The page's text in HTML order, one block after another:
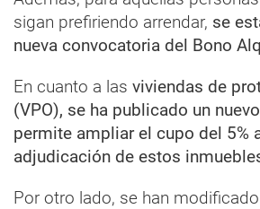
sigan prefiriendo arrendar, se
nueva convocatoria del Bono
En cuanto a las viviendas de
(VPO), se ha publicado un
permite ampliar el cupo del 5%
adjudicación de estos
Por otro lado, se han